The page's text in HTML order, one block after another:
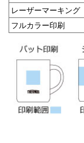
レーザーマーキング
フルカラー印刷